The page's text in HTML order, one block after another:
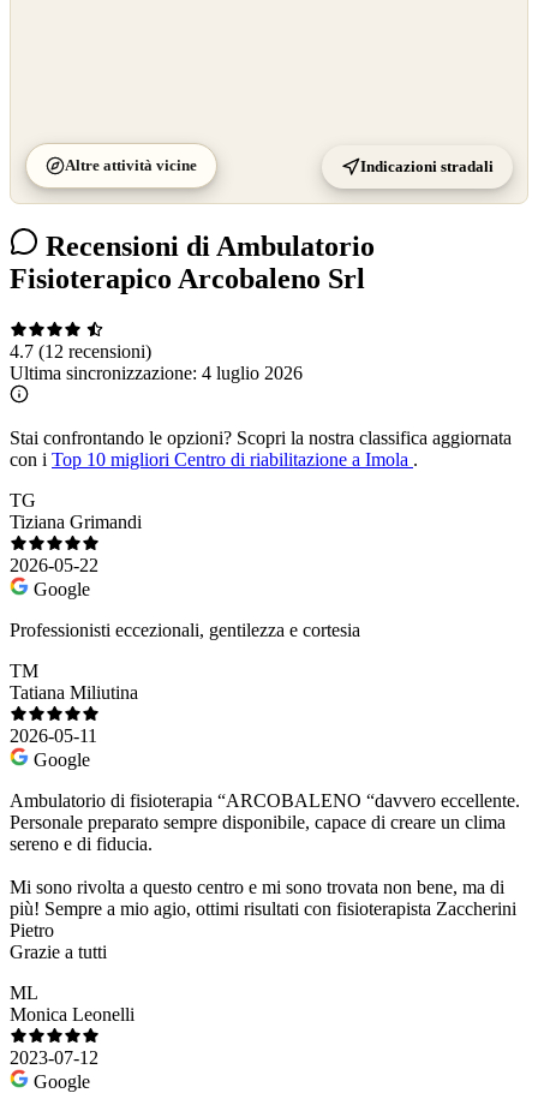
Altre attività vicine Indicazioni stradali
Recensioni di Ambulatorio
Fisioterapico Arcobaleno Srl
4.7 (12 recensioni)
Ultima sincronizzazione: 4 luglio 2026
Stai confrontando le opzioni? Scopri la nostra classifica aggiornata
con i Top 10 migliori Centro di riabilitazione a Imola .
TG
Tiziana Grimandi
2026-05-22
Google
Professionisti eccezionali, gentilezza e cortesia
TM
Tatiana Miliutina
2026-05-11
Google
Ambulatorio di fisioterapia “ARCOBALENO “davvero eccellente.
Personale preparato sempre disponibile, capace di creare un clima
sereno e di fiducia.
Mi sono rivolta a questo centro e mi sono trovata non bene, ma di
più! Sempre a mio agio, ottimi risultati con fisioterapista Zaccherini
Pietro
Grazie a tutti
ML
Monica Leonelli
2023-07-12
Google